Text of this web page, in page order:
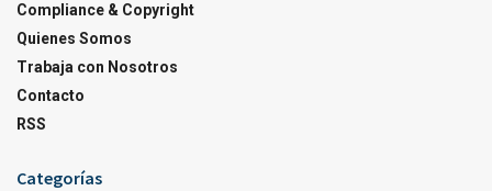
Compliance & Copyright
Quienes Somos
Trabaja con Nosotros
Contacto
RSS
Categorías